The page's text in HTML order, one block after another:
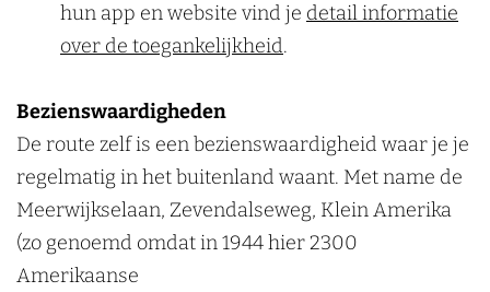
hun app en website vind je detail informatie
over de toegankelijkheid.
Bezienswaardigheden
De route zelf is een bezienswaardigheid waar je je
regelmatig in het buitenland waant. Met name de
Meerwijkselaan, Zevendalseweg, Klein Amerika
(zo genoemd omdat in 1944 hier 2300
Amerikaanse